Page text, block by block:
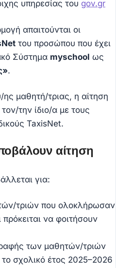
υπηρεσίας του gov.gr
απαιτούνται οι
του προσώπου που έχει
Σύστημα myschool ως
.
μαθητή/τριας, η αίτηση
την ίδιο/α με τους
TaxisNet.
αίτηση
για:
τριών που ολοκλήρωσαν
πρόκειται να φοιτήσουν
των μαθητών/τριών
σχολικό έτος 2025–2026